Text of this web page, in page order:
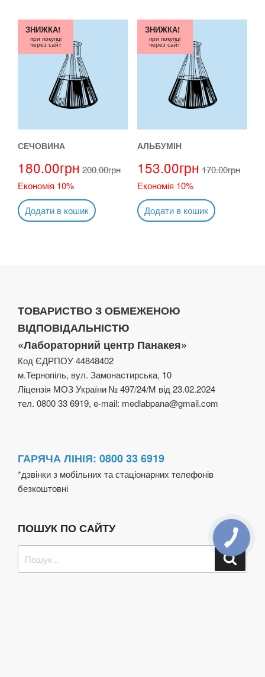
СЕЧОВИНА
180.00грн 200.00грн
Економія 10%
ЗНИЖКА!
при покупці
через сайт
Додати в кошик
АЛЬБУМІН
153.00грн 170.00грн
Економія 10%
ЗНИЖКА!
при покупці
через сайт
Додати в кошик
ТОВАРИСТВО З ОБМЕЖЕНОЮ
ВІДПОВІДАЛЬНІСТЮ
«Лабораторний центр Панакея»
Код ЄДРПОУ 44848402
м.Тернопіль, вул. Замонастирська, 10
Ліцензія МОЗ України № 497/24/М від 23.02.2024
тел. 0800 33 6919, e-mail: medlabpana@gmail.com
ГАРЯЧА ЛІНІЯ: 0800 33 6919
*дзвінки з мобільних та стаціонарних телефонів
безкоштовні
ПОШУК ПО САЙТУ
за